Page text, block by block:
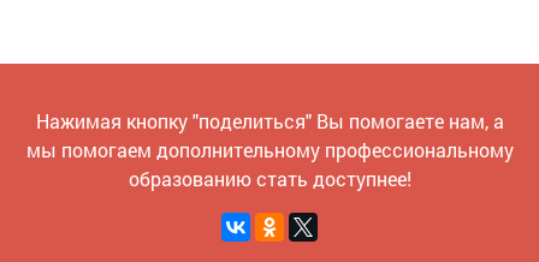
Нажимая кнопку "поделиться" Вы помогаете нам, а
мы помогаем дополнительному профессиональному
образованию стать доступнее!